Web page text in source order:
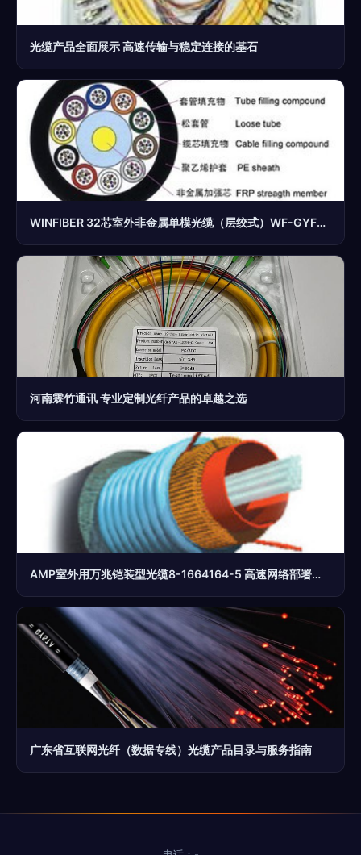
光缆产品全面展示 高速传输与稳定连接的基石
WINFIBER 32芯室外非金属单模光缆（层绞式）WF-GYFTY-32B1 产品解析与报价指南
河南霖竹通讯 专业定制光纤产品的卓越之选
AMP室外用万兆铠装型光缆8-1664164-5 高速网络部署的坚固基石
广东省互联网光纤（数据专线）光缆产品目录与服务指南